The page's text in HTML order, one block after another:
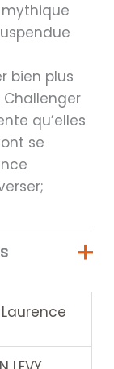
mythique
bien plus
Challenger
qu’elles
se
Laurence